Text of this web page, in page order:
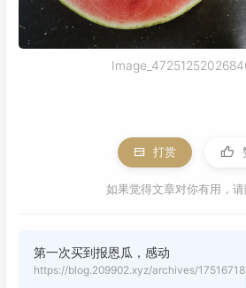
打赏
如果觉得文章对你有用，
第一次买到报恩瓜，感动
https://blog.209902.xyz/archives/